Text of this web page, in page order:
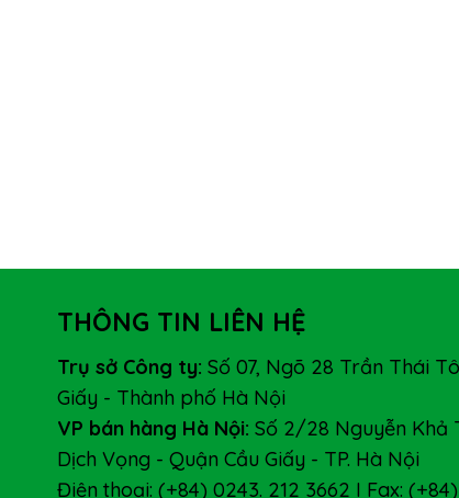
THÔNG TIN LIÊN HỆ
Trụ sở Công ty: Số 07, Ngõ 28 Trần Thái
Giấy - Thành phố Hà Nội
VP bán hàng Hà Nội: Số 2/28 Nguyễn Khả
Dịch Vọng - Quận Cầu Giấy - TP. Hà Nội
Điện thoại: (+84) 0243. 212 3662 I Fax: (+84)